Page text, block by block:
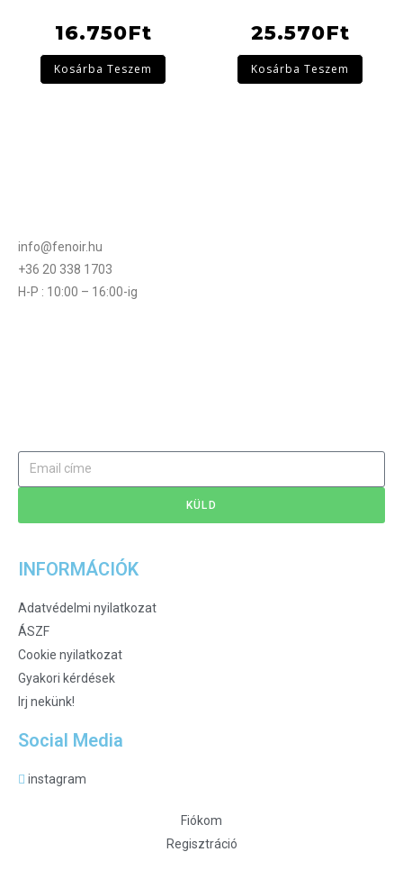
16.750Ft
Kosárba Teszem
25.570Ft
Kosárba Teszem
info@fenoir.hu
+36 20 338 1703
H-P : 10:00 – 16:00-ig
KÜLD
INFORMÁCIÓK
Adatvédelmi nyilatkozat
ÁSZF
Cookie nyilatkozat
Gyakori kérdések
Irj nekünk!
Social Media
instagram
Fiókom
Regisztráció